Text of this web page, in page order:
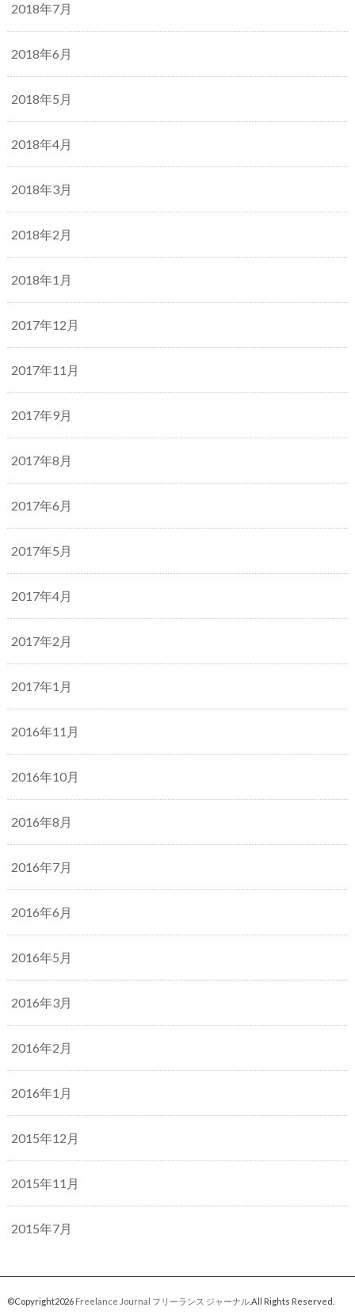
2018年7月
2018年6月
2018年5月
2018年4月
2018年3月
2018年2月
2018年1月
2017年12月
2017年11月
2017年9月
2017年8月
2017年6月
2017年5月
2017年4月
2017年2月
2017年1月
2016年11月
2016年10月
2016年8月
2016年7月
2016年6月
2016年5月
2016年3月
2016年2月
2016年1月
2015年12月
2015年11月
2015年7月
©Copyright2026 Freelance Journal フリーランス ジャーナル.All Rights Reserved.